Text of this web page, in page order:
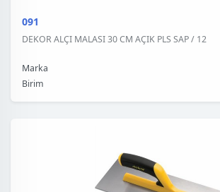
091
DEKOR ALÇI MALASI 30 CM AÇIK PLS SAP / 12
Marka
Birim